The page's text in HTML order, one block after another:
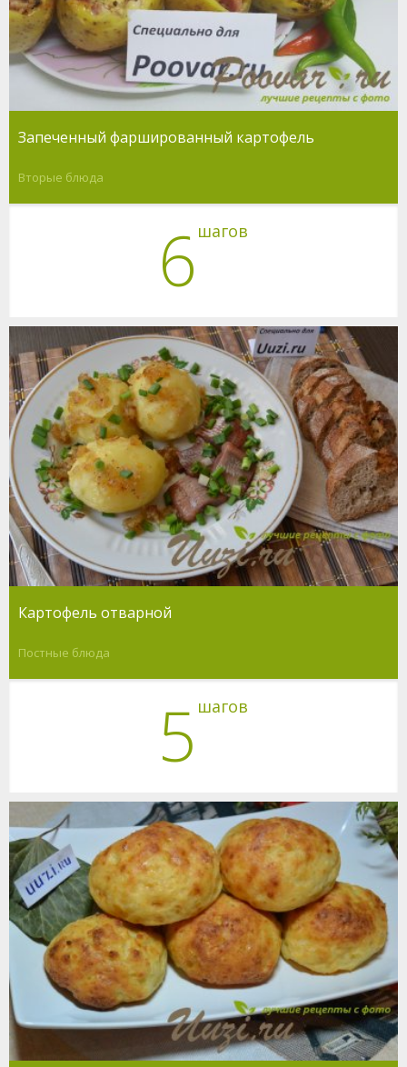
Запеченный фаршированный картофель
Вторые блюда
6 шагов
Картофель отварной
Постные блюда
5 шагов